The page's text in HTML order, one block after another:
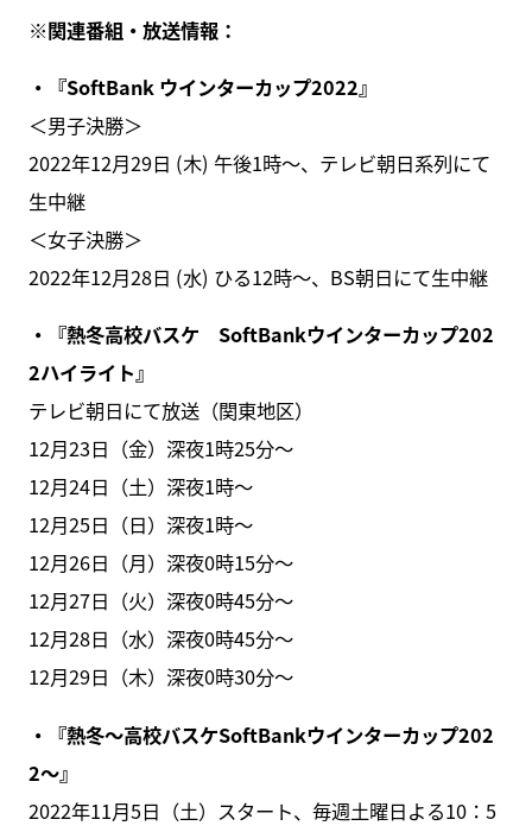
※関連番組・放送情報：
・『SoftBank ウインターカップ2022』
＜男子決勝＞
2022年12月29日 (木) 午後1時～、テレビ朝日系列にて
生中継
＜女子決勝＞
2022年12月28日 (水) ひる12時～、BS朝日にて生中継
・『熱冬高校バスケ SoftBankウインターカップ202
2ハイライト』
テレビ朝日にて放送（関東地区）
12月23日（金）深夜1時25分～
12月24日（土）深夜1時～
12月25日（日）深夜1時～
12月26日（月）深夜0時15分～
12月27日（火）深夜0時45分～
12月28日（水）深夜0時45分～
12月29日（木）深夜0時30分～
・『熱冬～高校バスケSoftBankウインターカップ202
2～』
2022年11月5日（土）スタート、毎週土曜日よる10：5